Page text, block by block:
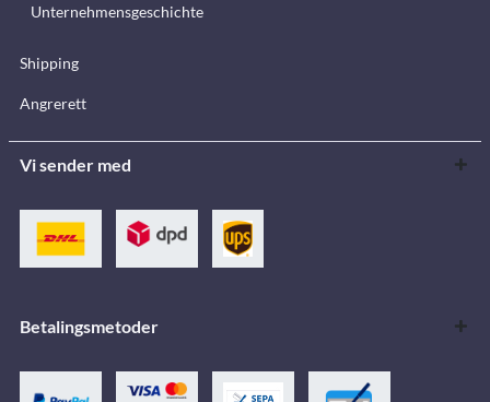
Unternehmensgeschichte
Shipping
Angrerett
Vi sender med
Betalingsmetoder